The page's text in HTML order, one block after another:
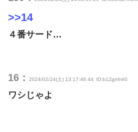
>>14
４番サード…
16： 2024/02/24(土) 13:17:46.44 ID:b1Zgnfnk0
ワシじゃよ